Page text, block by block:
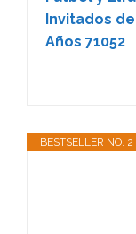
Invitados
Años 71052
BESTSELLER NO. 2